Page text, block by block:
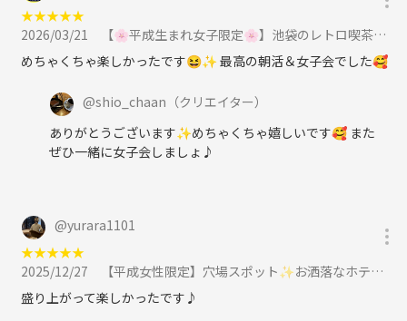
★★★★★
2026/03/21
【🌸平成生まれ女子限定🌸】池袋のレトロ喫茶でモーニング☀️に参加
めちゃくちゃ楽しかったです😆✨ 最高の朝活＆女子会でした🥰
@shio_chaan （クリエイター）
ありがとうございます✨めちゃくちゃ嬉しいです🥰 また
ぜひ一緒に女子会しましょ♪
@yurara1101
★★★★★
2025/12/27
【平成女性限定】穴場スポット✨お洒落なホテルラウンジでカフェ女子会🫖に参加
盛り上がって楽しかったです♪